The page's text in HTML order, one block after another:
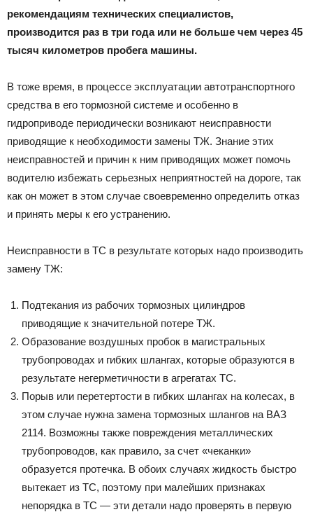
рекомендациям технических специалистов,
производится раз в три года или не больше чем через 45
тысяч километров пробега машины.
В тоже время, в процессе эксплуатации автотранспортного
средства в его тормозной системе и особенно в
гидроприводе периодически возникают неисправности
приводящие к необходимости замены ТЖ. Знание этих
неисправностей и причин к ним приводящих может помочь
водителю избежать серьезных неприятностей на дороге, так
как он может в этом случае своевременно определить отказ
и принять меры к его устранению.
Неисправности в ТС в результате которых надо производить
замену ТЖ:
Подтекания из рабочих тормозных цилиндров
приводящие к значительной потере ТЖ.
Образование воздушных пробок в магистральных
трубопроводах и гибких шлангах, которые образуются в
результате негерметичности в агрегатах ТС.
Порыв или перетертости в гибких шлангах на колесах, в
этом случае нужна замена тормозных шлангов на ВАЗ
2114. Возможны также повреждения металлических
трубопроводов, как правило, за счет «чеканки»
образуется протечка. В обоих случаях жидкость быстро
вытекает из ТС, поэтому при малейших признаках
непорядка в ТС — эти детали надо проверять в первую